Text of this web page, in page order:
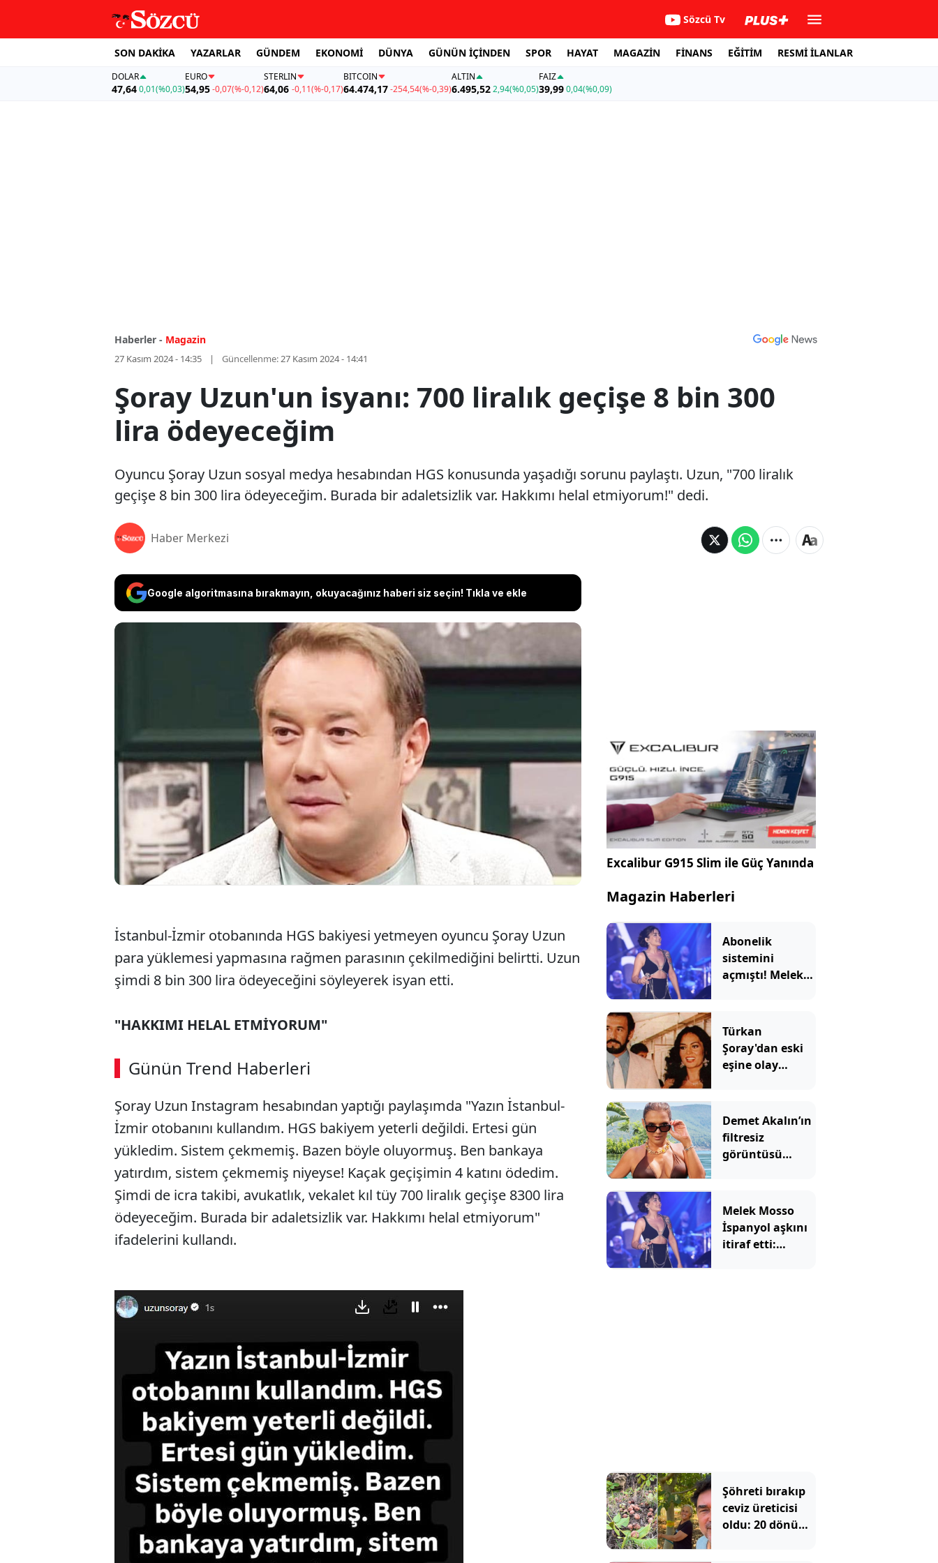
Sözcü Tv
SON DAKİKA YAZARLAR GÜNDEM EKONOMİ DÜNYA GÜNÜN İÇİNDEN SPOR HAYAT MAGAZİN FİNANS EĞİTİM RESMİ İLANLAR
DOLAR
47,640,01(%0,03)
EURO
54,95 -0,07(%-0,12)
STERLIN
64,06 -0,11(%-0,17)
BITCOIN
64.474,17-254,54(%-0,39)
ALTIN
6.495,522,94(%0,05)
FAİZ
39,990,04(%0,09)
Haberler - Magazin
27 Kasım 2024 - 14:35 Güncellenme:27 Kasım 2024 - 14:41
Şoray Uzun'un isyanı: 700 liralık geçişe 8 bin 300
lira ödeyeceğim
Oyuncu Şoray Uzun sosyal medya hesabından HGS konusunda yaşadığı sorunu paylaştı. Uzun, "700 liralık
geçişe 8 bin 300 lira ödeyeceğim. Burada bir adaletsizlik var. Hakkımı helal etmiyorum!" dedi.
Haber Merkezi
Google algoritmasına bırakmayın, okuyacağınız haberi siz seçin! Tıkla ve ekle
Oyuncu Şoray Uzun sosyal medya hesabından HGS
konusunda yaşadığı sorunu paylaştı. Uzun, "700 liralık geçişe
8 bin 300 lira ödeyeceğim. Burada bir adaletsizlik var.
Hakkımı helal etmiyorum!" dedi.
İstanbul-İzmir otobanında HGS bakiyesi yetmeyen oyuncu Şoray Uzun
para yüklemesi yapmasına rağmen parasının çekilmediğini belirtti. Uzun
şimdi 8 bin 300 lira ödeyeceğini söyleyerek isyan etti.
"HAKKIMI HELAL ETMİYORUM"
Günün Trend Haberleri
Şoray Uzun Instagram hesabından yaptığı paylaşımda "Yazın İstanbul-
İzmir otobanını kullandım. HGS bakiyem yeterli değildi. Ertesi gün
yükledim. Sistem çekmemiş. Bazen böyle oluyormuş. Ben bankaya
yatırdım, sistem çekmemiş niyeyse! Kaçak geçişimin 4 katını ödedim.
Şimdi de icra takibi, avukatlık, vekalet kıl tüy 700 liralık geçişe 8300 lira
ödeyeceğim. Burada bir adaletsizlik var. Hakkımı helal etmiyorum"
ifadelerini kullandı.
Excalibur G915 Slim ile Güç Yanında
Magazin Haberleri
Abonelik
sistemini
açmıştı! Melek
çıktı
Türkan
Şoray'dan eski
eşine olay
gecikmedi
Demet Akalın’ın
filtresiz
görüntüsü
Melek Mosso
İspanyol aşkını
itiraf etti:
Şöhreti bırakıp
ceviz üreticisi
oldu: 20 dönüm